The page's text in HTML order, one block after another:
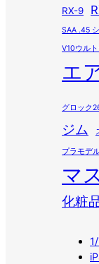
RX-9
SAA .45
V10ウル
エ
グロック
ジム
プラモデ
マ
化粧